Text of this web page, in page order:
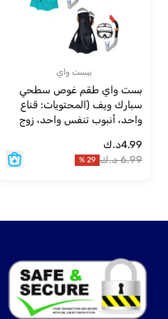
بيست واي
بست واي طقم غوص سطحي
سبارك ويف (المحتويات: قناع
واحد، أنبوب تنفس واحد، زوج
متنوعان، مقاس الزعانف: أمريكي
(8-12)؛ أوروبي (41-46)) للأعمار
4.99د.ك
6.99 د.ك 29
%